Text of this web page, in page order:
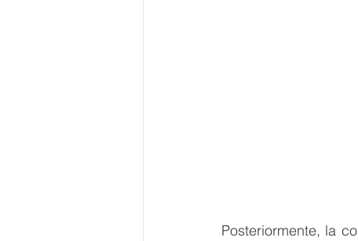
Posteriormente, la